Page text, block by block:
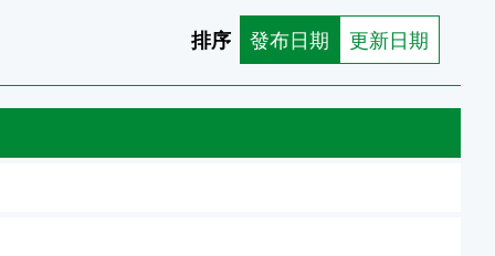
排序 發布日期 更新日期